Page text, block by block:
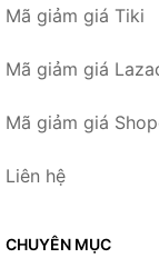
Mã giảm giá Tiki
Mã giảm giá
Mã giảm giá
Liên hệ
CHUYÊN MỤC